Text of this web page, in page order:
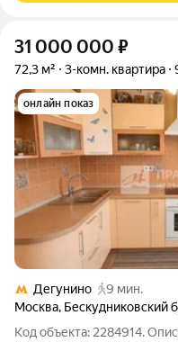
31 000 000 ₽
72,3 м² 3-комн. квартира
онлайн показ
Дегунино
9 мин.
Москва, Бескудниковский
Код объекта: 2284914.